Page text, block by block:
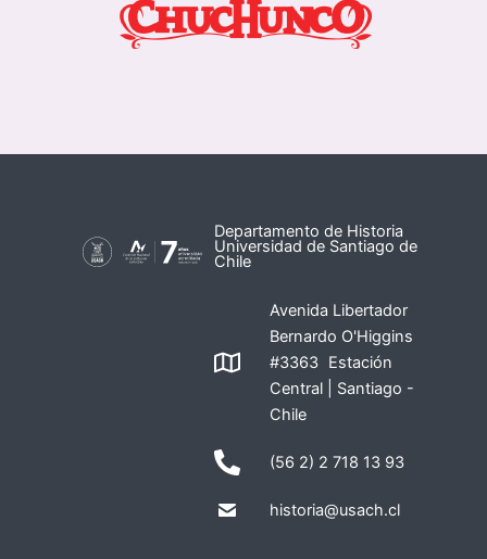
Departamento de Historia
Universidad de Santiago de
Chile
Avenida Libertador
Bernardo O'Higgins
#3363 Estación
Central | Santiago -
Chile
(56 2) 2 718 13 93
historia@usach.cl